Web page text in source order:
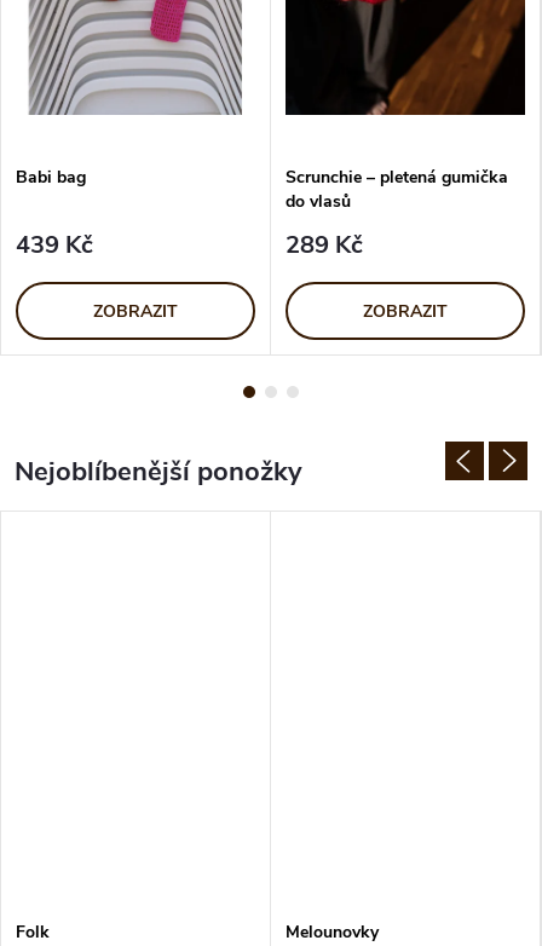
Babi bag
439 Kč
ZOBRAZIT
Scrunchie – pletená gumička
do vlasů
289 Kč
ZOBRAZIT
Nejoblíbenější ponožky
Folk Melounovky